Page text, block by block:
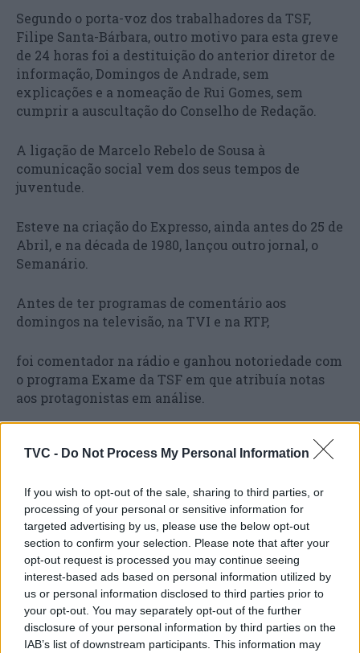
TVC - Do Not Process My Personal Information
If you wish to opt-out of the sale, sharing to third parties, or
processing of your personal or sensitive information for
targeted advertising by us, please use the below opt-out
section to confirm your selection. Please note that after your
opt-out request is processed you may continue seeing
interest-based ads based on personal information utilized by
us or personal information disclosed to third parties prior to
your opt-out. You may separately opt-out of the further
disclosure of your personal information by third parties on the
IAB’s list of downstream participants. This information may
Segundo o porta-voz dos trabalhadores da TSF,
Filipe Santa-Bárbara, outro motivo para esta greve
de 24 horas foi a destituição do anterior diretor de
informação, Domingos de Andrade, sem
explicações e a nomeação de Rui Gomes, sem
cumprir a auscultação do Conselho de Redação.
A ligação de Marcelo Rebelo de Sousa à
comunicação social vem dos seus tempos de
juventude.
Esteve na criação do Expresso, ainda antes do 25 de
Abril, e na década de 1980, lançou outro jornal, o
Semanário.
Antes de ter programas de comentário aos
domingos na televisão, na TVI e na RTP,
foi comentador na rádio e ganhou notoriedade com
o programa Exame da TSF em que atribuía notas
aos protagonistas em análise.
Enquanto Presidente da República, tem expressado
preocupação com as dificuldades económica
realçando a importância de um jornalismo livre e
forte para a democracia.
Em janeiro de 2017, foi ao 4.º Congresso dos
Jornalistas pedir-lhes que não desanimem e sejam
“um anti-poder”.